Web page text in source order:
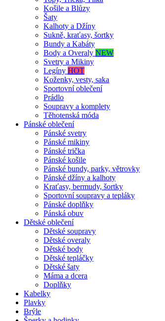
Košile a Blůzy
Šaty
Kalhoty a Džíny
Sukně, kraťasy, šortky
Bundy a Kabáty
Body a Overaly NEW
Svetry a Mikiny
Legíny HOT
Koženky, vesty, saka
Sportovní oblečení
Prádlo
Soupravy a komplety
Těhotenská móda
Pánské oblečení
Pánské svetry
Pánské mikiny
Pánské trička
Pánské košile
Pánské bundy, parky, větrovky
Pánské džíny a kalhoty
Kraťasy, bermudy, šortky
Sportovní soupravy a tepláky
Pánské doplňky
Pánská obuv
Dětské oblečení
Dětské soupravy
Dětské overaly
Dětské body
Dětské tepláčky
Dětské šaty
Máma a dcera
Doplňky
Kabelky
Plavky
Brýle